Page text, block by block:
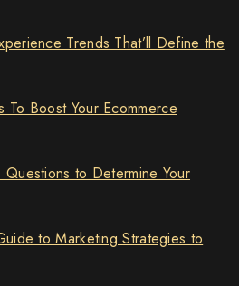
Trends That’ll Define the
To Boost Your Ecommerce
to Determine Your
to Marketing Strategies to